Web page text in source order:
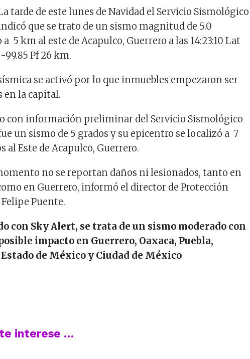
tarde de este lunes de Navidad el Servicio Sismológico
que se trato de un sismo magnitud de 5.0
5 km al este de Acapulco, Guerrero a las 14:23:10 Lat
99.85 Pf 26 km.
se activó por lo que inmuebles empezaron ser
en la capital.
con información preliminar del Servicio Sismológico
un sismo de 5 grados y su epicentro se localizó a 7
al Este de Acapulco, Guerrero.
no se reportan daños ni lesionados, tanto en
en Guerrero, informó el director de Protección
Puente.
con Sky Alert, se trata de un sismo moderado con
impacto en Guerrero, Oaxaca, Puebla,
de México y Ciudad de México
interese …